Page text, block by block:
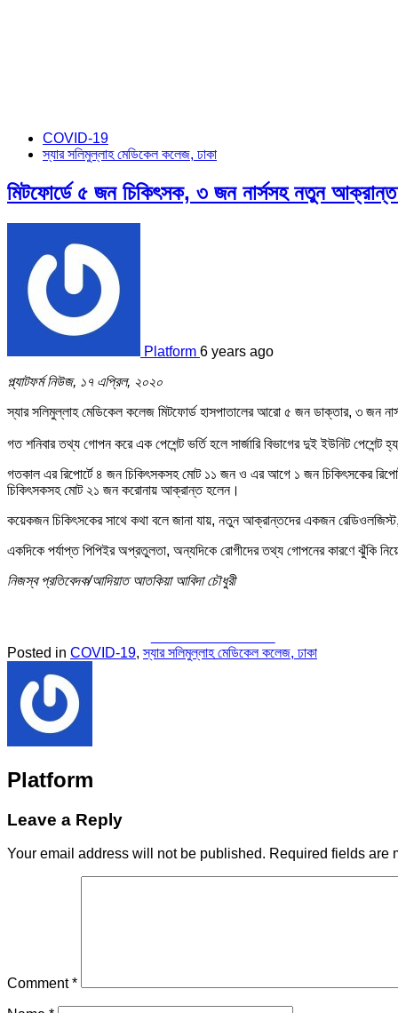
COVID-19
স্যার সলিমুল্লাহ মেডিকেল কলেজ, ঢাকা
মিটফোর্ডে ৫ জন চিকিৎসক, ৩ জন নার্সসহ নতুন
Platform 6 years ago
প্ল্যাটফর্ম নিউজ, ১৭ এপ্রিল, ২০২০
স্যার সলিমুল্লাহ মেডিকেল কলেজ মিটফোর্ড হাসপাতালের আরো ৫ জন ডাক্তার, ৩ জন
গত শনিবার তথ্য গোপন করে এক পেশেন্ট ভর্তি হলে সার্জারি বিভাগের দুই ইউনিট পেশেন্ট
গতকাল এর রিপোর্টে ৪ জন চিকিৎসকসহ মোট ১১ জন ও এর আগে ১ জন চিকিৎসকের
চিকিৎসকসহ মোট ২১ জন করোনায় আক্রান্ত হলেন।
কয়েকজন চিকিৎসকের সাথে কথা বলে জানা যায়, নতুন আক্রান্তদের একজন
একদিকে পর্যাপ্ত পিপিইর অপ্রতুলতা, অন্যদিকে রোগীদের তথ্য গোপনের কারণে ঝুঁকি
নিজস্ব প্রতিবেদক/আদিয়াত আতকিয়া আবিদা চৌধুরী
Posted in COVID-19,স্যার সলিমুল্লাহ মেডিকেল কলেজ, ঢাকা
Platform
Leave a Reply
Your email address will not be published. Required fields are
Comment*